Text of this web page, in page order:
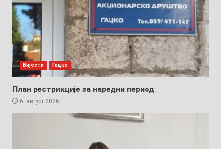
Вијести Гацко
План рестрикције за наредни период
6. август 2026.